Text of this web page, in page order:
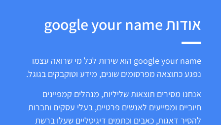
אודות google your name
google your name הוא שירות לכל מי שרואה עצמו
נפגע כתוצאה מפרסומים שונים, מידע וטוקבקים בגוגל.
אנחנו מסירים תוצאות שליליות, מנהלים קמפיינים
חיוביים ומסייעים לאנשים פרטיים, בעלי עסקים וחברות
להסיר דאגות, כאבים וכתמים דיגיטליים שעלו ברשת